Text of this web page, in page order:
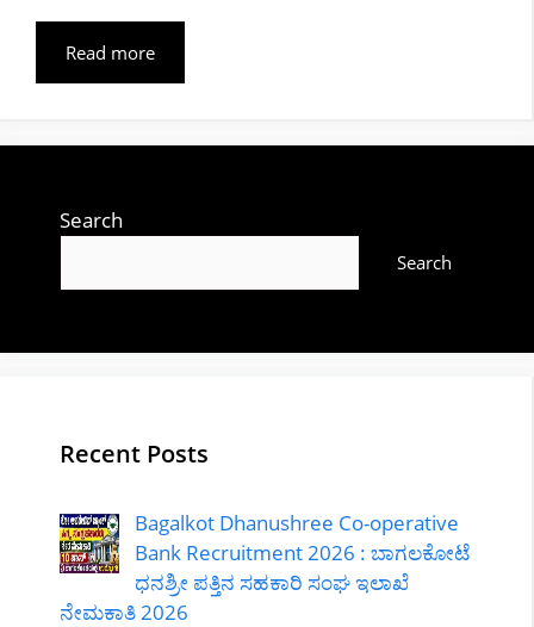
Read more
Search
Search
Recent Posts
Bagalkot Dhanushree Co-operative
Bank Recruitment 2026 : ಬಾಗಲಕೋಟೆ
ಧನಶ್ರೀ ಪತ್ತಿನ ಸಹಕಾರಿ ಸಂಘ ಇಲಾಖೆ
ನೇಮಕಾತಿ 2026